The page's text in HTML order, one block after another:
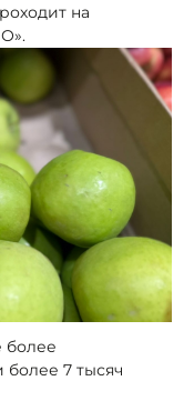
на
более
более 7 тысяч